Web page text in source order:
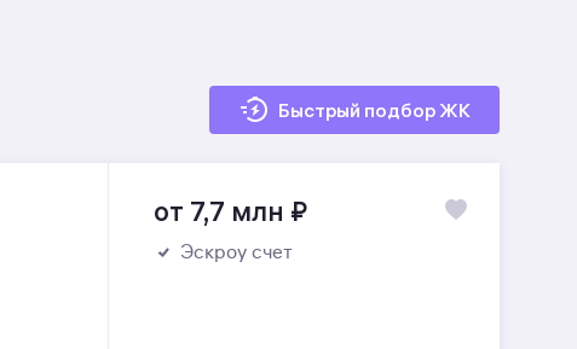
Быстрый подбор ЖК
от 7,7 млн ₽
Эскроу счет